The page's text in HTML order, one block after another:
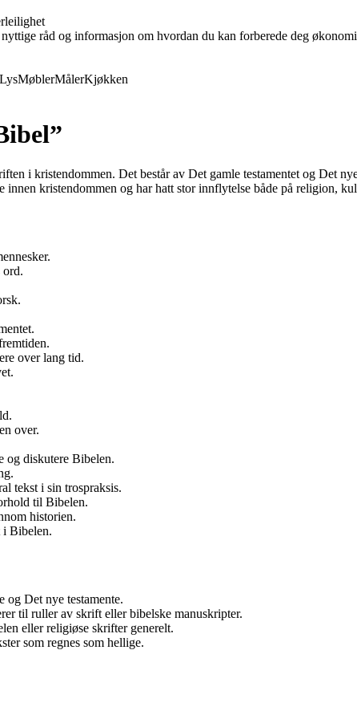
råd og informasjon om hvordan du kan forberede deg
LysMøblerMålerKjøkken
i kristendommen. Det består av Det gamle testamentet og Det
innen kristendommen og har hatt stor innflytelse både på religion,
ord.
over lang tid.
over.
og diskutere Bibelen.
tekst i sin trospraksis.
til Bibelen.
historien.
i Bibelen.
Det nye testamente.
til ruller av skrift eller bibelske manuskripter.
eller religiøse skrifter generelt.
som regnes som hellige.